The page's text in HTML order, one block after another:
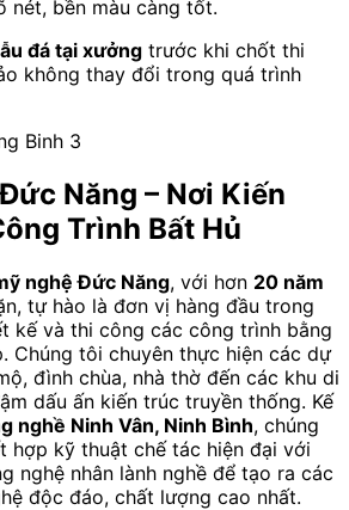
nét, bền màu càng tốt.
đá tại xưởng trước khi chốt thi
không thay đổi trong quá trình
Năng – Nơi Kiến
Trình Bất Hủ
nghệ Đức Năng, với hơn 20 năm
tự hào là đơn vị hàng đầu trong
kế và thi công các công trình bằng
Chúng tôi chuyên thực hiện các dự
đình chùa, nhà thờ đến các khu di
dấu ấn kiến trúc truyền thống. Kế
nghề Ninh Vân, Ninh Bình, chúng
hợp kỹ thuật chế tác hiện đại với
nghệ nhân lành nghề để tạo ra các
độc đáo, chất lượng cao nhất.